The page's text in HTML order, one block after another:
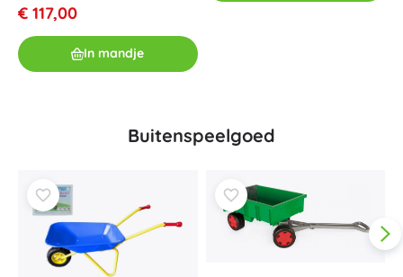
€ 117,00
In mandje
Buitenspeelgoed